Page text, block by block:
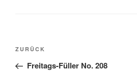
Beitragsnavigation
Vorheriger
Beitrag
ZURÜCK
Freitags-Füller No. 208